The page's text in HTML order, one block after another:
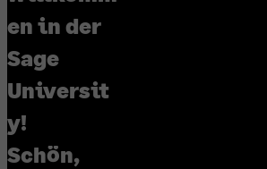
en in der
Sage
Universit
y!
Schön,